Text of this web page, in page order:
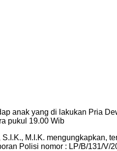
anak yang di lakukan Pria
pukul 19.00 Wib
M.I.K. mengungkapkan,
Polisi nomor : LP/B/131/V/